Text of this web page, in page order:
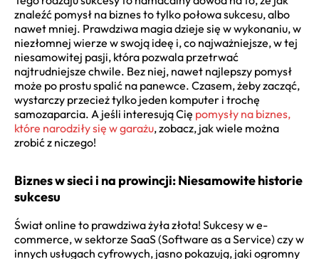
znaleźć pomysł na biznes to tylko połowa sukcesu, albo
nawet mniej. Prawdziwa magia dzieje się w wykonaniu, w
niezłomnej wierze w swoją ideę i, co najważniejsze, w tej
niesamowitej pasji, która pozwala przetrwać
najtrudniejsze chwile. Bez niej, nawet najlepszy pomysł
może po prostu spalić na panewce. Czasem, żeby zacząć,
wystarczy przecież tylko jeden komputer i trochę
samozaparcia. A jeśli interesują Cię pomysły na biznes,
które narodziły się w garażu, zobacz, jak wiele można
zrobić z niczego!
Biznes w sieci i na prowincji: Niesamowite historie
sukcesu
Świat online to prawdziwa żyła złota! Sukcesy w e-
commerce, w sektorze SaaS (Software as a Service) czy w
innych usługach cyfrowych, jasno pokazują, jaki ogromny